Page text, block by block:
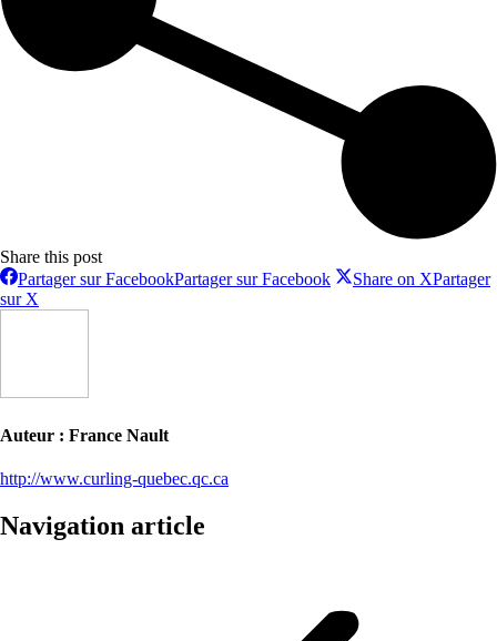
Share this post
Partager sur FacebookPartager sur Facebook Share on XPartager
sur X
Auteur : France Nault
http://www.curling-quebec.qc.ca
Navigation article